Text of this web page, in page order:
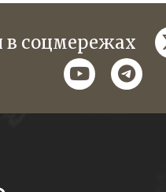
соцмережах
youtube